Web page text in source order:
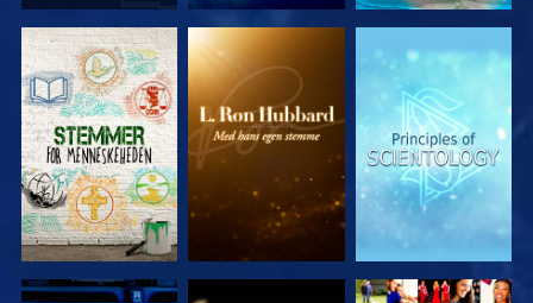
UDFORSK
SERIEN
UDFORSK
SERIEN
UDFORSK
SERIEN